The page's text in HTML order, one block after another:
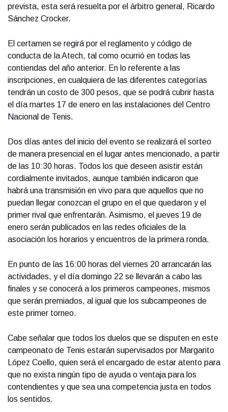
prevista, esta será resuelta por el árbitro general, Ricardo
Sánchez Crocker.
El certamen se regirá por el reglamento y código de
conducta de la Atech, tal como ocurrió en todas las
contiendas del año anterior. En lo referente a las
inscripciones, en cualquiera de las diferentes categorías
tendrán un costo de 300 pesos, que se podrá cubrir hasta
el día martes 17 de enero en las instalaciones del Centro
Nacional de Tenis.
Dos días antes del inicio del evento se realizará el sorteo
de manera presencial en el lugar antes mencionado, a partir
de las 10:30 horas. Todos los que deseen asistir están
cordialmente invitados, aunque también indicaron que
habrá una transmisión en vivo para que aquellos que no
puedan llegar conozcan el grupo en el que quedaron y el
primer rival que enfrentarán. Asimismo, el jueves 19 de
enero serán publicados en las redes oficiales de la
asociación los horarios y encuentros de la primera ronda.
En punto de las 16:00 horas del viernes 20 arrancarán las
actividades, y el día domingo 22 se llevarán a cabo las
finales y se conocerá a los primeros campeones, mismos
que serán premiados, al igual que los subcampeones de
este primer torneo.
Cabe señalar que todos los duelos que se disputen en este
campeonato de Tenis estarán supervisados por Margarito
López Coello, quien será el encargado de estar atento para
que no exista ningún tipo de ayuda o ventaja para los
contendientes y que sea una competencia justa en todos
los sentidos.